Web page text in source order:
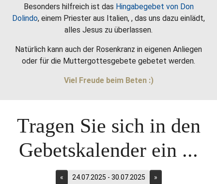
Besonders hilfreich ist das Hingabegebet von Don
Dolindo, einem Priester aus Italien, , das uns dazu einlädt,
alles Jesus zu überlassen.
Natürlich kann auch der Rosenkranz in eigenen Anliegen
oder für die Muttergottesgebete gebetet werden.
Viel Freude beim Beten :)
Tragen Sie sich in den
Gebetskalender ein ...
« 24.07.2025 - 30.07.2025 »